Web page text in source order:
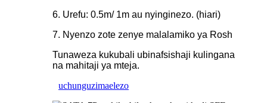
6. Urefu: 0.5m/ 1m au nyinginezo. (hiari)
7. Nyenzo zote zenye malalamiko ya Rosh
Tunaweza kukubali ubinafsishaji kulingana
na mahitaji ya mteja.
uchunguzimaelezo